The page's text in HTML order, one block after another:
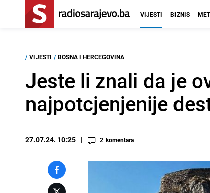
VIJESTI BIZNIS
/ VIJESTI / BOSNA I HERCEGOVINA
Jeste li znali da je
najpotcjenjenije
27.07.24. 10:25 2 komentara